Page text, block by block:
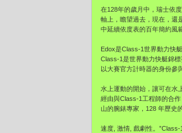
在128年的歲月中，瑞士依
軸上，瞻望過去，現在，還
中延續依度表的百年簡約風
Edox是Class-1世界動力快
Class-1是世界動力快艇錦
以大賽官方計時器的身份參
水上運動的開始，讓可在水
經由與Class-1工程師的合
山的腕錶專家，128 年歷史
速度, 激情, 戲劇性。